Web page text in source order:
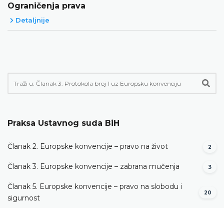
Ograničenja prava
Detaljnije
Praksa Ustavnog suda BiH
Članak 2. Europske konvencije – pravo na život 2
Članak 3. Europske konvencije – zabrana mučenja 3
Članak 5. Europske konvencije – pravo na slobodu i
sigurnost
20